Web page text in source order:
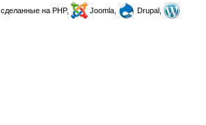
, сделанные на PHP, Joomla,
Drupal,